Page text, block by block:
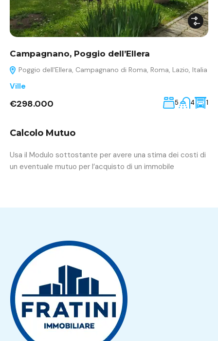
Campagnano, Poggio dell’Ellera
Poggio dell'Ellera, Campagnano di Roma, Roma, Lazio, Italia
Ville
€298.000 5 4 1
Calcolo Mutuo
Usa il Modulo sottostante per avere una stima dei costi di
un eventuale mutuo per l’acquisto di un immobile